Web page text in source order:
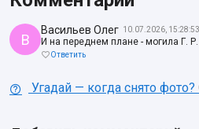
В
Васильев Олег 10.07.2026, 15:28:53
И на переднем плане - могила Г.
Ответить
Угадай — когда снято фото?